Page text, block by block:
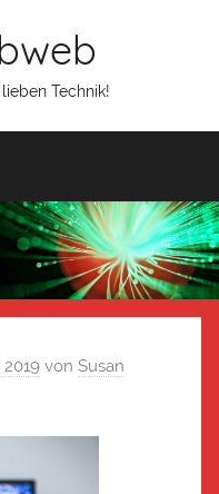
Technik!
von Susan